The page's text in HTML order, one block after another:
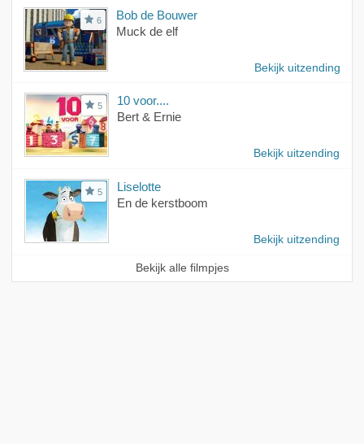
6
Bob de Bouwer
Muck de elf
Bekijk uitzending
5
10 voor....
Bert & Ernie
Bekijk uitzending
5
Liselotte
En de kerstboom
Bekijk uitzending
Bekijk alle filmpjes